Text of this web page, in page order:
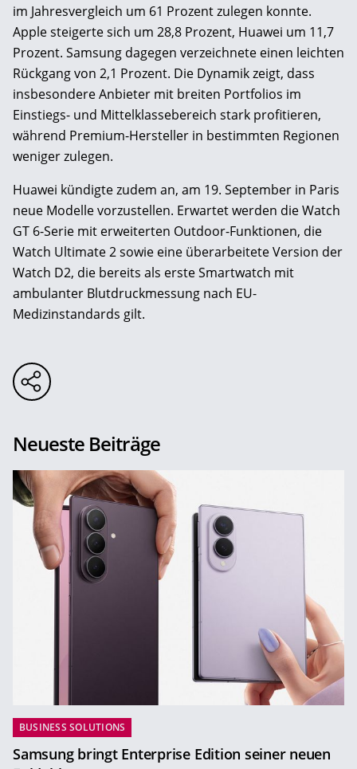
im Jahresvergleich um 61 Prozent zulegen konnte.
Apple steigerte sich um 28,8 Prozent, Huawei um 11,7
Prozent. Samsung dagegen verzeichnete einen leichten
Rückgang von 2,1 Prozent. Die Dynamik zeigt, dass
insbesondere Anbieter mit breiten Portfolios im
Einstiegs- und Mittelklassebereich stark profitieren,
während Premium-Hersteller in bestimmten Regionen
weniger zulegen.
Huawei kündigte zudem an, am 19. September in Paris
neue Modelle vorzustellen. Erwartet werden die Watch
GT 6-Serie mit erweiterten Outdoor-Funktionen, die
Watch Ultimate 2 sowie eine überarbeitete Version der
Watch D2, die bereits als erste Smartwatch mit
ambulanter Blutdruckmessung nach EU-
Medizinstandards gilt.
Neueste Beiträge
BUSINESS SOLUTIONS
Samsung bringt Enterprise Edition seiner neuen